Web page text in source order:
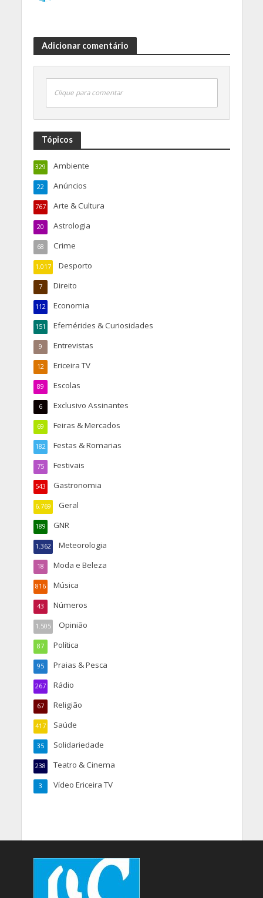
Adicionar comentário
Clique para comentar
Tópicos
Ambiente
329
Anúncios
22
Arte & Cultura
767
Astrologia
20
Crime
68
Desporto
1.017
Direito
7
Economia
112
Efemérides & Curiosidades
151
Entrevistas
9
Ericeira TV
12
Escolas
89
Exclusivo Assinantes
6
Feiras & Mercados
69
Festas & Romarias
182
Festivais
75
Gastronomia
543
Geral
6.769
GNR
189
Meteorologia
1.362
Moda e Beleza
18
Música
816
Números
43
Opinião
1.505
Política
87
Praias & Pesca
95
Rádio
267
Religião
67
Saúde
417
Solidariedade
35
Teatro & Cinema
238
Vídeo Ericeira TV
3